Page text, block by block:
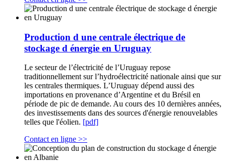
Production d une centrale électrique de
stockage d énergie en Uruguay
Le secteur de l’électricité de l’Uruguay repose
traditionnellement sur l’hydroélectricité nationale ainsi que sur
les centrales thermiques. L’Uruguay dépend aussi des
importations en provenance d’Argentine et du Brésil en
période de pic de demande. Au cours des 10 dernières années,
des investissements dans des sources d'énergie renouvelables
telles que l'éolien. [pdf]
Contact en ligne >>